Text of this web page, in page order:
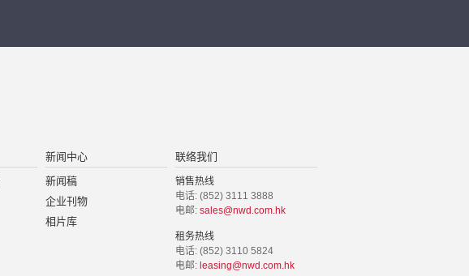
新闻中心
新闻稿
企业刊物
相片库
联络我们
销售热线
电话: (852) 3111 3888
电邮: sales@nwd.com.hk
租务热线
电话: (852) 3110 5824
电邮: leasing@nwd.com.hk